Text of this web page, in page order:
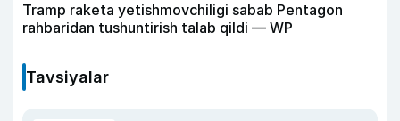
Tramp raketa yetishmovchiligi sabab Pentagon
rahbaridan tushuntirish talab qildi — WP
Tavsiyalar